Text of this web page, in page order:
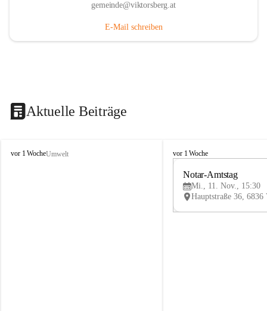
gemeinde@viktorsberg.at
E-Mail schreiben
Aktuelle Beiträge
V
vor 1 WocheUmwelt
V
vor 1 Woche
Notar-Amtstag
Mi., 11. Nov., 15:30